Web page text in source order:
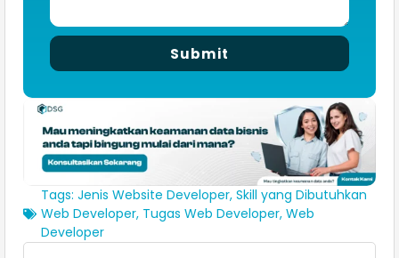
Submit
Tags: Jenis Website Developer, Skill yang Dibutuhkan
Web Developer, Tugas Web Developer, Web
Developer